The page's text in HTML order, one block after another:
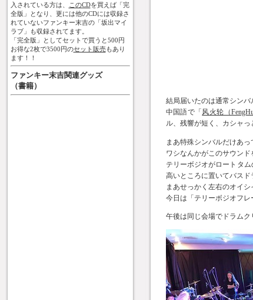
入されている方は、
このCDを買えば「完
全版」となり、更には他のCDには収録さ
れていないファンキー末吉の「坂出マイ
ラブ」も収録されてます。
「完全版」としてセットで買うと500円
お得な2枚で3500円のセット販売もあり
ます！！
ファンキー末吉関連グッズ
（書籍）
結局届いたのは通常シン
中国語で「 风火轮（
ル、残響が短く、カシャっ
まあ特殊シンバルだけあっ
ワシなんかがこのサウンド
テリーボジオがロートタ
高いところに置いてバスド
まあせっかく左右のオイシ
今日は「テリーボジオフレ
午後は同じ会場でドラムク